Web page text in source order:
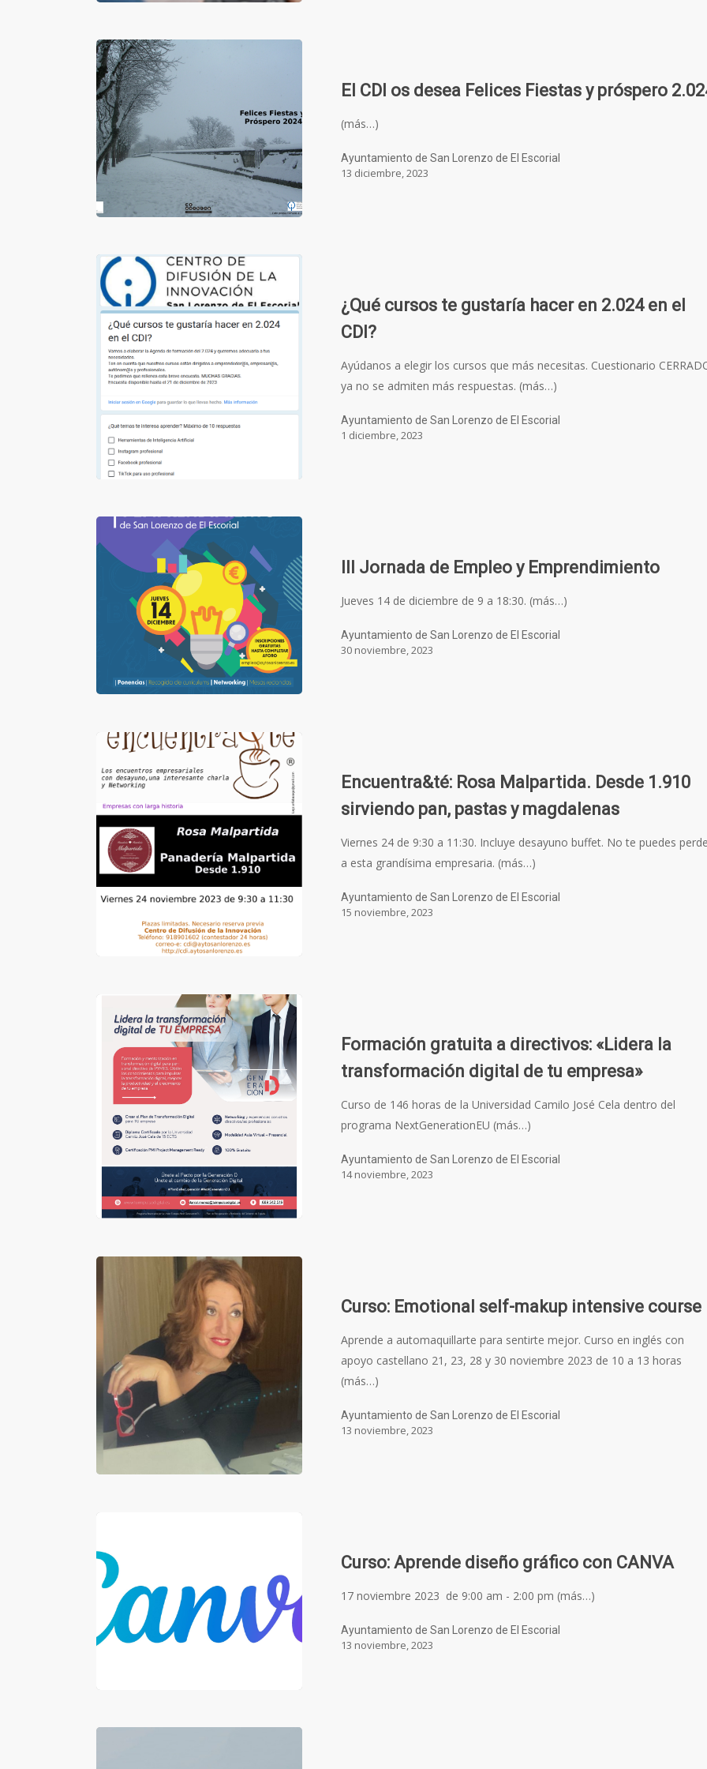
El CDI os desea Felices Fiestas y próspero
(más…)
Ayuntamiento de San Lorenzo de El Escorial
13 diciembre, 2023
¿Qué cursos te gustaría hacer en 2.024 en el
CDI?
Ayúdanos a elegir los cursos que más necesitas. Cuestionario
ya no se admiten más respuestas. (más…)
Ayuntamiento de San Lorenzo de El Escorial
1 diciembre, 2023
III Jornada de Empleo y Emprendimiento
Jueves 14 de diciembre de 9 a 18:30. (más…)
Ayuntamiento de San Lorenzo de El Escorial
30 noviembre, 2023
Encuentra&té: Rosa Malpartida. Desde 1.910
sirviendo pan, pastas y magdalenas
Viernes 24 de 9:30 a 11:30. Incluye desayuno buffet. No te puedes
a esta grandísima empresaria. (más…)
Ayuntamiento de San Lorenzo de El Escorial
15 noviembre, 2023
Formación gratuita a directivos: «Lidera la
transformación digital de tu empresa»
Curso de 146 horas de la Universidad Camilo José Cela dentro del
programa NextGenerationEU (más…)
Ayuntamiento de San Lorenzo de El Escorial
14 noviembre, 2023
Curso: Emotional self-makup intensive course
Aprende a automaquillarte para sentirte mejor. Curso en inglés con
apoyo castellano 21, 23, 28 y 30 noviembre 2023 de 10 a 13 horas
(más…)
Ayuntamiento de San Lorenzo de El Escorial
13 noviembre, 2023
Curso: Aprende diseño gráfico con CANVA
17 noviembre 2023 de 9:00 am - 2:00 pm (más…)
Ayuntamiento de San Lorenzo de El Escorial
13 noviembre, 2023